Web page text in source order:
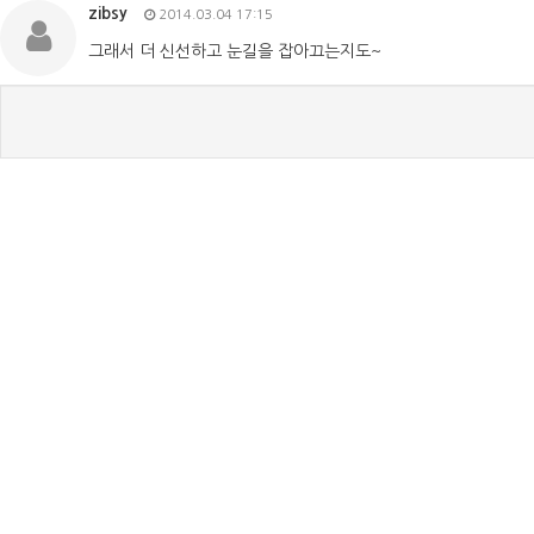
zibsy 2014.03.04 17:15
그래서 더 신선하고 눈길을 잡아끄는지도~